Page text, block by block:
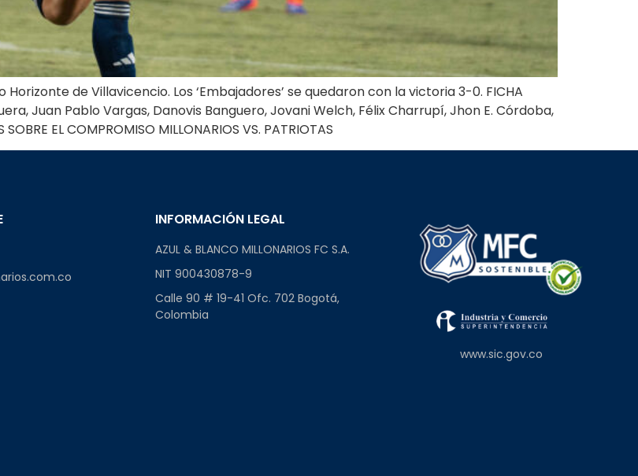
de Villavicencio. Los ‘Embajadores’ se quedaron con la victoria 3-0. FICHA
Juan Pablo Vargas, Danovis Banguero, Jovani Welch, Félix Charrupí, Jhon E. Córdoba,
EL COMPROMISO MILLONARIOS VS. PATRIOTAS
INFORMACIÓN LEGAL
AZUL & BLANCO MILLONARIOS FC S.A.
NIT 900430878-9
Calle 90 # 19-41 Ofc. 702 Bogotá,
Colombia
www.sic.gov.co